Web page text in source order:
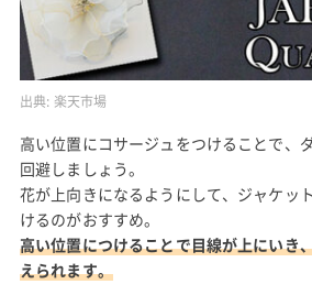
出典: 楽天市場
高い位置にコサージュをつけることで、
回避しましょう。
花が上向きになるようにして、ジャケッ
けるのがおすすめ。
高い位置につけることで目線が上にいき
えられます。